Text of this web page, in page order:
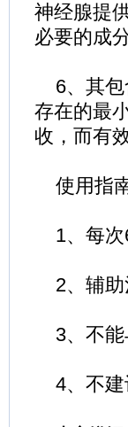
神经腺提
必要的成分
6、其包
存在的最
收，而有
使用指
1、每次
2、辅助
3、不能
4、不建